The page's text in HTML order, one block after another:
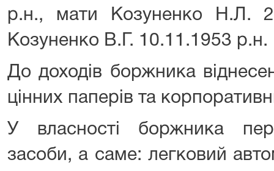
р.н., мати Козуненко Н.Л.
Козуненко В.Г. 10.11.1953 р.н.
До доходів боржника
цінних паперів та
У власності боржника
засоби, а саме: легковий